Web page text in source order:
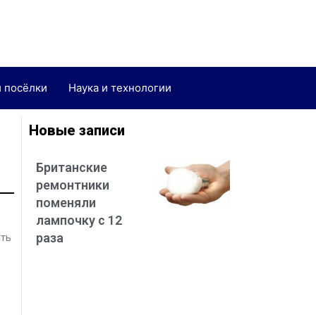
посёлки Наука и технологии
Новые записи
Британские
ремонтники
поменяли
лампочку с 12
раза